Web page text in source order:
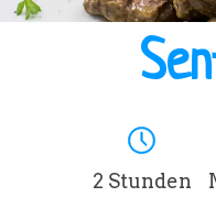
2 Stunden